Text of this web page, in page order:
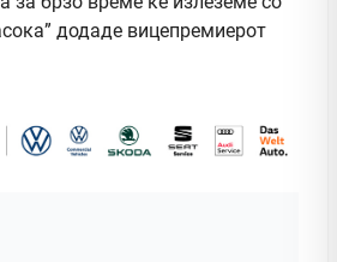
додаде вицепремиерот